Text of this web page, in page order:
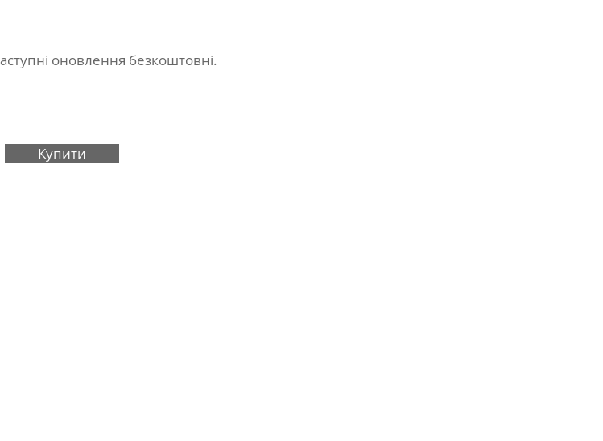
оновлення безкоштовні.
Купити